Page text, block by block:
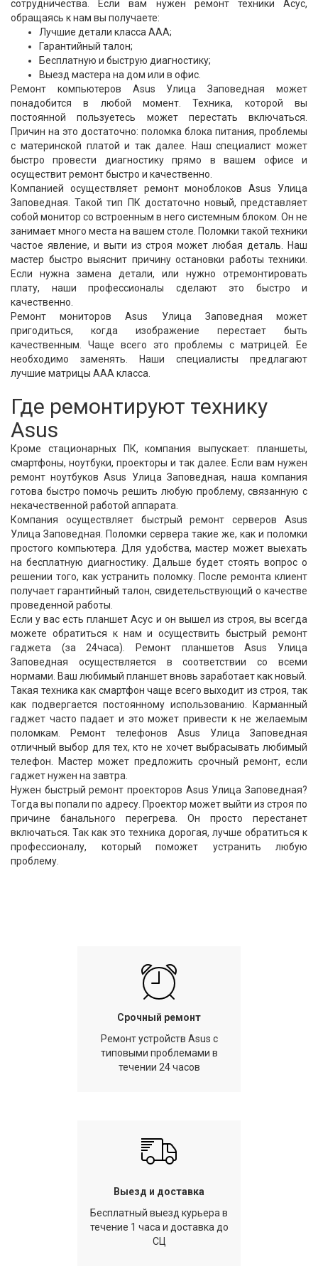
сотрудничества. Если вам нужен ремонт техники Асус,
обращаясь к нам вы получаете:
Лучшие детали класса ААА;
Гарантийный талон;
Бесплатную и быструю диагностику;
Выезд мастера на дом или в офис.
Ремонт компьютеров Asus Улица Заповедная может
понадобится в любой момент. Техника, которой вы
постоянной пользуетесь может перестать включаться.
Причин на это достаточно: поломка блока питания, проблемы
с материнской платой и так далее. Наш специалист может
быстро провести диагностику прямо в вашем офисе и
осуществит ремонт быстро и качественно.
Компанией осуществляет ремонт моноблоков Asus Улица
Заповедная. Такой тип ПК достаточно новый, представляет
собой монитор со встроенным в него системным блоком. Он не
занимает много места на вашем столе. Поломки такой техники
частое явление, и выти из строя может любая деталь. Наш
мастер быстро выяснит причину остановки работы техники.
Если нужна замена детали, или нужно отремонтировать
плату, наши профессионалы сделают это быстро и
качественно.
Ремонт мониторов Asus Улица Заповедная может
пригодиться, когда изображение перестает быть
качественным. Чаще всего это проблемы с матрицей. Ее
необходимо заменять. Наши специалисты предлагают
лучшие матрицы ААА класса.
Где ремонтируют технику
Asus
Кроме стационарных ПК, компания выпускает: планшеты,
смартфоны, ноутбуки, проекторы и так далее. Если вам нужен
ремонт ноутбуков Asus Улица Заповедная, наша компания
готова быстро помочь решить любую проблему, связанную с
некачественной работой аппарата.
Компания осуществляет быстрый ремонт серверов Asus
Улица Заповедная. Поломки сервера такие же, как и поломки
простого компьютера. Для удобства, мастер может выехать
на бесплатную диагностику. Дальше будет стоять вопрос о
решении того, как устранить поломку. После ремонта клиент
получает гарантийный талон, свидетельствующий о качестве
проведенной работы.
Если у вас есть планшет Асус и он вышел из строя, вы всегда
можете обратиться к нам и осуществить быстрый ремонт
гаджета (за 24часа). Ремонт планшетов Asus Улица
Заповедная осуществляется в соответствии со всеми
нормами. Ваш любимый планшет вновь заработает как новый.
Такая техника как смартфон чаще всего выходит из строя, так
как подвергается постоянному использованию. Карманный
гаджет часто падает и это может привести к не желаемым
поломкам. Ремонт телефонов Asus Улица Заповедная
отличный выбор для тех, кто не хочет выбрасывать любимый
телефон. Мастер может предложить срочный ремонт, если
гаджет нужен на завтра.
Нужен быстрый ремонт проекторов Asus Улица Заповедная?
Тогда вы попали по адресу. Проектор может выйти из строя по
причине банального перегрева. Он просто перестанет
включаться. Так как это техника дорогая, лучше обратиться к
профессионалу, который поможет устранить любую
проблему.
Срочный ремонт
Ремонт устройств Asus с
типовыми проблемами в
течении 24 часов
Выезд и доставка
Бесплатный выезд курьера в
течение 1 часа и доставка до
СЦ